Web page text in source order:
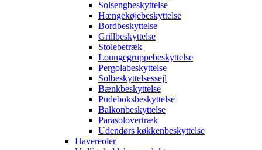
Solsengbeskyttelse
Hængekøjebeskyttelse
Bordbeskyttelse
Grillbeskyttelse
Stolebetræk
Loungegruppebeskyttelse
Pergolabeskyttelse
Solbeskyttelsessejl
Bænkbeskyttelse
Pudeboksbeskyttelse
Balkonbeskyttelse
Parasolovertræk
Udendørs køkkenbeskyttelse
Havereoler